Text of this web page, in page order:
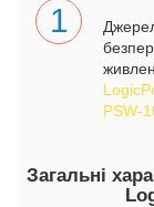
1
PSW-
Загальні